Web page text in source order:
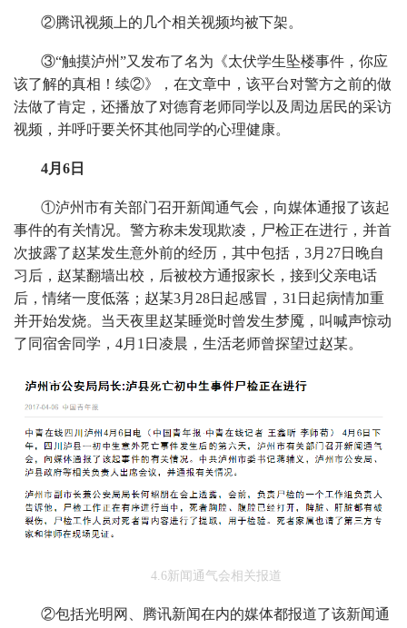
②腾讯视频上的几个相关视频均被下架。
③“触摸泸州”又发布了名为《太伏学生坠楼事件，你应
该了解的真相！续②》，在文章中，该平台对警方之前的做
法做了肯定，还播放了对德育老师同学以及周边居民的采访
视频，并呼吁要关怀其他同学的心理健康。
4月6日
①泸州市有关部门召开新闻通气会，向媒体通报了该起
事件的有关情况。警方称未发现欺凌，尸检正在进行，并首
次披露了赵某发生意外前的经历，其中包括，3月27日晚自
习后，赵某翻墙出校，后被校方通报家长，接到父亲电话
后，情绪一度低落；赵某3月28日起感冒，31日起病情加重
并开始发烧。当天夜里赵某睡觉时曾发生梦魇，叫喊声惊动
了同宿舍同学，4月1日凌晨，生活老师曾探望过赵某。
4.6新闻通气会相关报道
②包括光明网、腾讯新闻在内的媒体都报道了该新闻通